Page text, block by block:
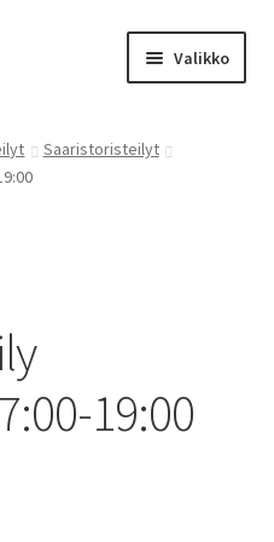
Valikko
Saaristoristeilyt
19:00